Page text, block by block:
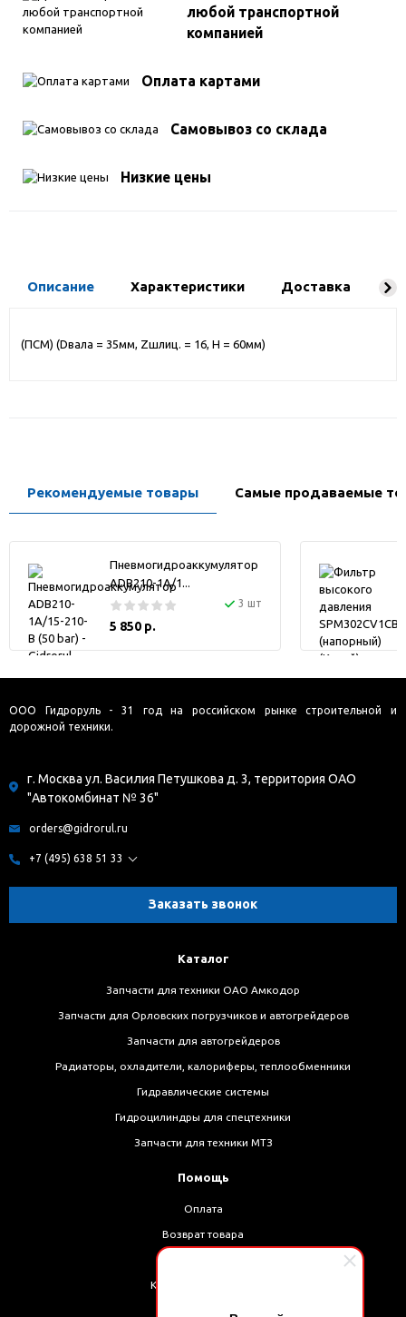
любой транспортной
компанией
Оплата картами
Самовывоз со склада
Низкие цены
Описание Характеристики Доставка
(ПСМ) (Dвала = 35мм, Zшлиц. = 16, H = 60мм)
Рекомендуемые товары Самые продаваемые
Пневмогидроаккумулятор
ADB210-1A/1...
3 шт
5 850 р.
ООО Гидроруль - 31 год на российском рынке строительной и
дорожной техники.
г. Москва ул. Василия Петушкова д. 3, территория ОАО
"Автокомбинат № 36"
orders@gidrorul.ru
+7 (495) 638 51 33
Заказать звонок
Каталог
Запчасти для техники ОАО Амкодор
Запчасти для Орловских погрузчиков и автогрейдеров
Запчасти для автогрейдеров
Радиаторы, охладители, калориферы, теплообменники
Гидравлические системы
Гидроцилиндры для спецтехники
Запчасти для техники МТЗ
Помощь
Оплата
Возврат товара
Как оформить заказ